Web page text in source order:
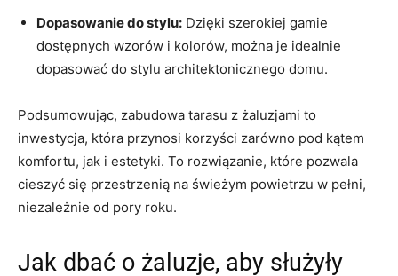
Dopasowanie do stylu: Dzięki szerokiej gamie
dostępnych wzorów i kolorów, można je idealnie
dopasować do stylu architektonicznego domu.
Podsumowując, zabudowa tarasu z żaluzjami to
inwestycja, która przynosi korzyści zarówno pod kątem
komfortu, jak i estetyki. To rozwiązanie, które pozwala
cieszyć się przestrzenią na świeżym powietrzu w pełni,
niezależnie od pory roku.
Jak dbać o żaluzje, aby służyły